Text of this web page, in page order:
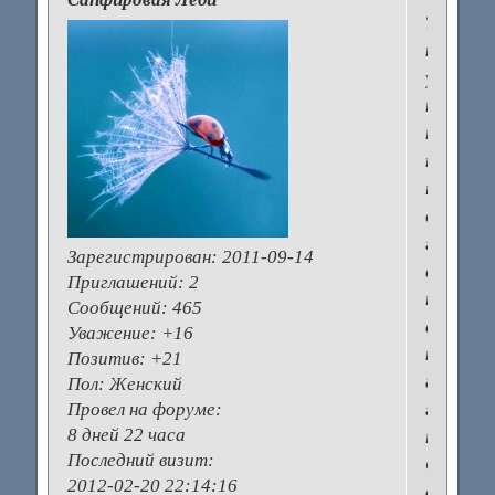
Зарегистрирован: 2011-09-14
Приглашений: 2
Сообщений: 465
Уважение: +16
Позитив: +21
Пол: Женский
Провел на форуме:
8 дней 22 часа
Последний визит:
2012-02-20 22:14:16
Так
как
у
нас
ни
как
не
включат
газ,
а
печка
еще
каменка
80
годов,
то
СВ